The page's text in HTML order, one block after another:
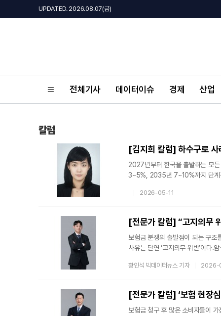
UPDATED. 2026.08.07(금)
전체기사 데이터이슈 경제 산업
칼럼
[김지희 칼럼] 하수구로 사
2027년부터 한국을 출발하는 모
3~5%, 2035년 7~10%까지 단계
폐식용유가 필요한데, 국내 수거
상승했다. 이런 심각한 상황에서
가정에서 매년 발생하
2026-05-11
[전문가 칼럼] “고지의무
보험금 분쟁의 출발점이 되는 구조
사유는 단연 ‘고지의무 위반’이다.
소비자는 이를 “계약 당시 내가 잘
원수보험사 본사에서 고지의무
활동하
황인석 빅데이터뉴스 기자 2026-
[전문가 칼럼] ‘보험 현장
보험금 청구 후 많은 소비자들이